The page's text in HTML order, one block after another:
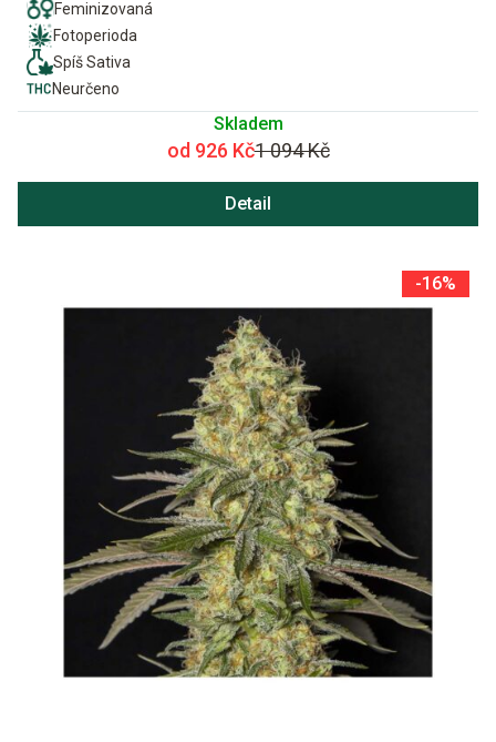
Feminizovaná
Fotoperioda
Spíš Sativa
Neurčeno
Skladem
od 926 Kč1 094 Kč
Detail
-16%